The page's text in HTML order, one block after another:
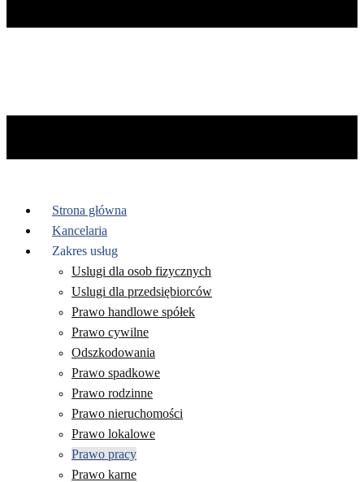
Strona główna
Kancelaria
Zakres usług
Uslugi dla osob fizycznych
Uslugi dla przedsiębiorców
Prawo handlowe spółek
Prawo cywilne
Odszkodowania
Prawo spadkowe
Prawo rodzinne
Prawo nieruchomości
Prawo lokalowe
Prawo pracy
Prawo karne